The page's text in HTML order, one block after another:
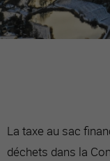
La taxe au sac
déchets dans la